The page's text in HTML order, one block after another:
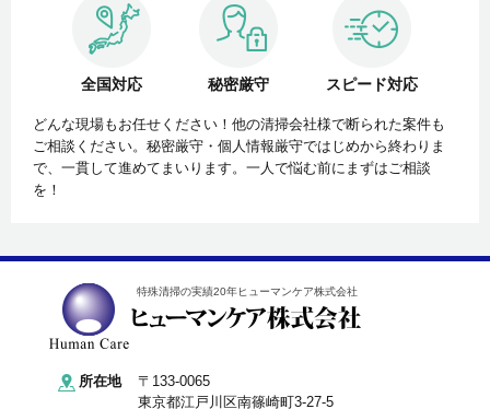
全国対応 秘密厳守 スピード対応
どんな現場もお任せください！他の清掃会社様で断られた案件も
ご相談ください。秘密厳守・個人情報厳守ではじめから終わりま
で、一貫して進めてまいります。一人で悩む前にまずはご相談
を！
特殊清掃の実績20年ヒューマンケア株式会社
所在地
〒133-0065
東京都江戸川区南篠崎町3-27-5